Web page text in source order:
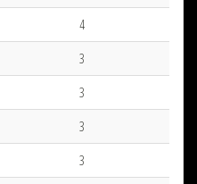
4
3
3
3
3